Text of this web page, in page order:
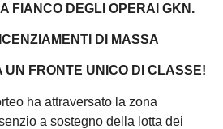
FIANCO DEGLI OPERAI GKN.
DI MASSA
UN FRONTE UNICO DI CLASSE!
ha attraversato la zona
a sostegno della lotta dei